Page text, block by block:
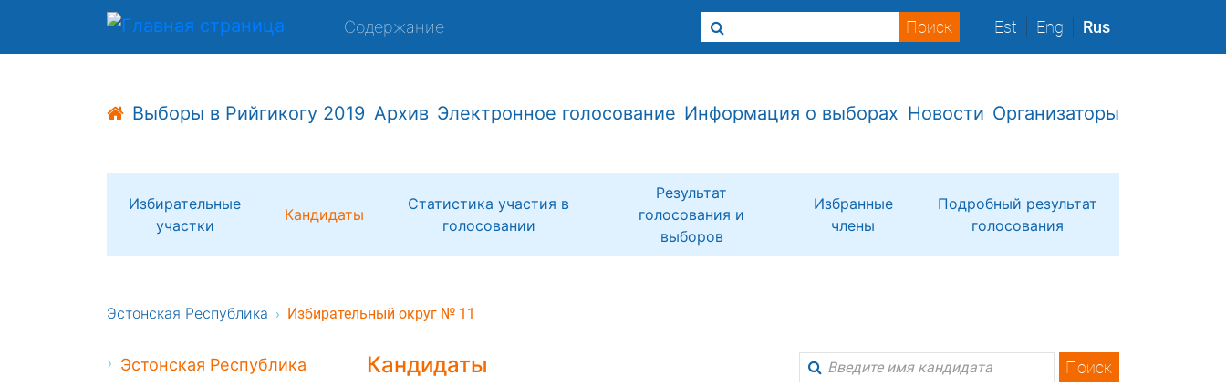
Содержание Est Eng Rus
Выборы в Рийгикогу 2019 Архив Электронное голосование Информация о выборах Новости Организаторы
Избирательные
участки
Кандидаты
Статистика участия в
голосовании
Результат
голосования и
выборов
Избранные
члены
Подробный результат
голосования
Эстонская Республика Избирательный округ № 11
Эстонская Республика
Кандидаты Поиск